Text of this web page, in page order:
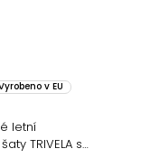
v EU
letní
TRIVELA s